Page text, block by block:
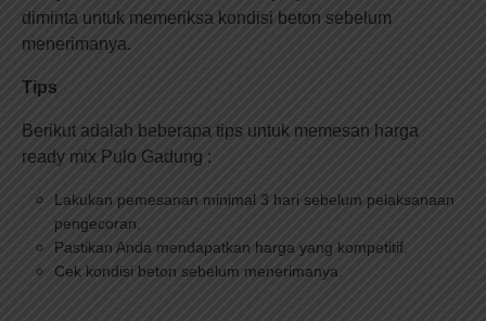
diminta untuk memeriksa kondisi beton sebelum
menerimanya.
Tips
Berikut adalah beberapa tips untuk memesan harga
ready mix Pulo Gadung :
Lakukan pemesanan minimal 3 hari sebelum pelaksanaan
pengecoran.
Pastikan Anda mendapatkan harga yang kompetitif.
Cek kondisi beton sebelum menerimanya.